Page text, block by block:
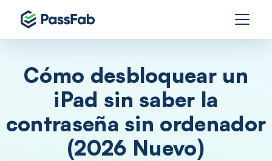
Cómo desbloquear un
iPad sin saber la
contraseña sin ordenador
(2026 Nuevo)